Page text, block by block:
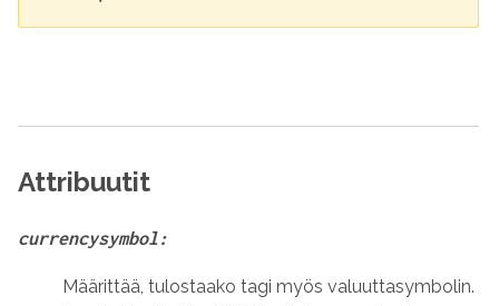
Attribuutit
currencysymbol:
Määrittää, tulostaako tagi myös valuuttasymbolin.